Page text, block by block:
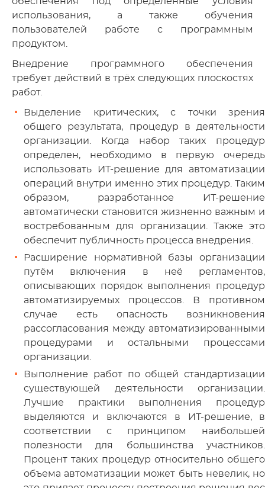
использования, а также обучения
пользователей работе с программным
продуктом.
Внедрение программного обеспечения
требует действий в трёх следующих плоскостях
работ.
Выделение критических, с точки зрения
общего результата, процедур в деятельности
организации. Когда набор таких процедур
определен, необходимо в первую очередь
использовать ИТ-решение для автоматизации
операций внутри именно этих процедур. Таким
образом, разработанное ИТ-решение
автоматически становится жизненно важным и
востребованным для организации. Также это
обеспечит публичность процесса внедрения.
Расширение нормативной базы организации
путём включения в неё регламентов,
описывающих порядок выполнения процедур
автоматизируемых процессов. В противном
случае есть опасность возникновения
рассогласования между автоматизированными
процедурами и остальными процессами
организации.
Выполнение работ по общей стандартизации
существующей деятельности организации.
Лучшие практики выполнения процедур
выделяются и включаются в ИТ-решение, в
соответствии с принципом наибольшей
полезности для большинства участников.
Процент таких процедур относительно общего
объема автоматизации может быть невелик, но